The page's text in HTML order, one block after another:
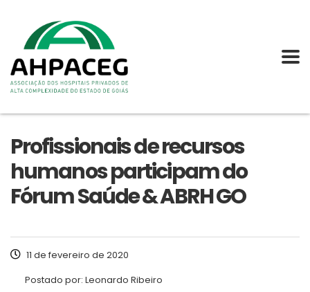
Profissionais de recursos
humanos participam do
Fórum Saúde & ABRH GO
11 de fevereiro de 2020
Postado por: Leonardo Ribeiro